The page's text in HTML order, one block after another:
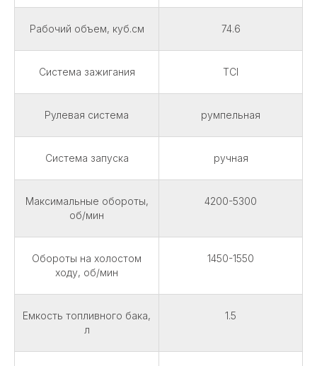
Рабочий объем, куб.см 74.6
Система зажигания TCI
Рулевая система румпельная
Система запуска ручная
Максимальные обороты,
об/мин
4200-5300
Обороты на холостом
ходу, об/мин
1450-1550
Емкость топливного бака,
л
1.5